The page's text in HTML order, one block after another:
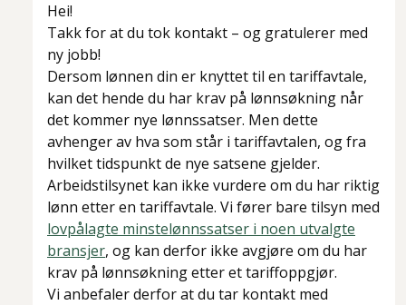
Hei!
Takk for at du tok kontakt – og gratulerer med
ny jobb!
Dersom lønnen din er knyttet til en tariffavtale,
kan det hende du har krav på lønnsøkning når
det kommer nye lønnssatser. Men dette
avhenger av hva som står i tariffavtalen, og fra
hvilket tidspunkt de nye satsene gjelder.
Arbeidstilsynet kan ikke vurdere om du har riktig
lønn etter en tariffavtale. Vi fører bare tilsyn med
lovpålagte minstelønnssatser i noen utvalgte
bransjer, og kan derfor ikke avgjøre om du har
krav på lønnsøkning etter et tariffoppgjør.
Vi anbefaler derfor at du tar kontakt med